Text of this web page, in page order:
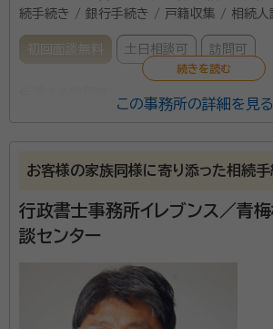
続手続き / 銀行手続き / 戸籍収集 / 相続人
初回面談無料 土日相談可 訪問可
事務所口コミ（抜粋）：
account_circle 満足度 4.0
ご利用時期：2026/2
面談の感想
士業の方に依頼をするのは初めてでしたが、特に
契約後の感想
疑問点を質問した時は丁寧に回答してくださいまし
この事務所の詳細を見る
お客様の家族同様に寄り添った相続手
行政書士事務所イレブンス／青
談センター